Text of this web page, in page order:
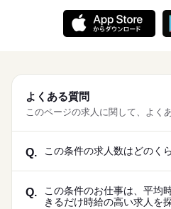
よくある質問
このページの求人に関して、よく
Q. この条件の求人数はどのく
Q.
この条件のお仕事は、平均
きるだけ時給の高い求人を